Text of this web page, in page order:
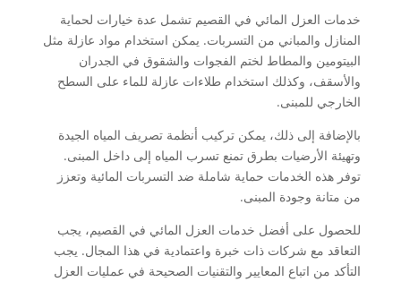
خدمات العزل المائي في القصيم تشمل عدة خيارات لحماية
المنازل والمباني من التسربات. يمكن استخدام مواد عازلة مثل
البيتومين والمطاط لختم الفجوات والشقوق في الجدران
والأسقف، وكذلك استخدام طلاءات عازلة للماء على السطح
الخارجي للمبنى.
بالإضافة إلى ذلك، يمكن تركيب أنظمة تصريف المياه الجيدة
وتهيئة الأرضيات بطرق تمنع تسرب المياه إلى داخل المبنى.
توفر هذه الخدمات حماية شاملة ضد التسربات المائية وتعزز
من متانة وجودة المبنى.
للحصول على أفضل خدمات العزل المائي في القصيم، يجب
التعاقد مع شركات ذات خبرة واعتمادية في هذا المجال. يجب
التأكد من اتباع المعايير والتقنيات الصحيحة في عمليات العزل